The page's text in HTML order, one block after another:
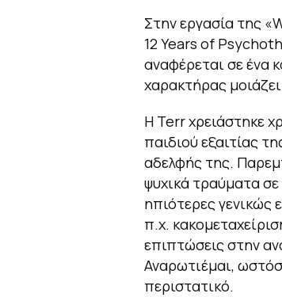
Στην εργασία της
12 Years of
αναφέρεται σε ένα
χαρακτήρας
Η Terr χρειάστηκε
παιδιού εξαιτίας
αδελφής της.
ψυχικά τραύματα
ηπιότερες γενικώς
π.χ.
επιπτώσεις στην
Αναρωτιέμαι,
περιστατικό.